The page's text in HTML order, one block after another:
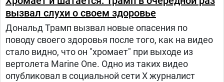
вызвал слухи о своем здоровье
Дональд Трамп вызвал новые опасения по
поводу своего здоровья после того, как на видео
стало видно, что он "хромает" при выходе из
вертолета Marine One. Одно из таких видео
опубликовал в социальной сети Х журналист